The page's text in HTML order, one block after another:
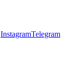
InstagramTelegram